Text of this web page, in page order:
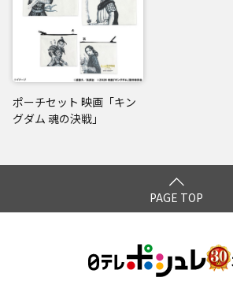
ポーチセット 映画「キン
グダム 魂の決戦」
PAGE TOP